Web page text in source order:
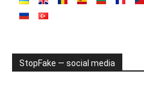
StopFake — social media